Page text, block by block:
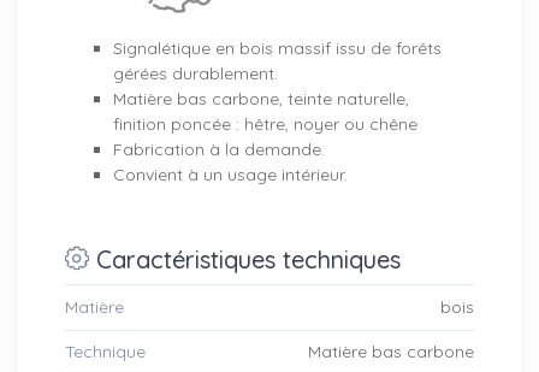
Signalétique en bois massif issu de forêts
gérées durablement.
Matière bas carbone, teinte naturelle,
finition poncée : hêtre, noyer ou chêne
Fabrication à la demande.
Convient à un usage intérieur.
Caractéristiques techniques
Matière bois
Technique Matière bas carbone